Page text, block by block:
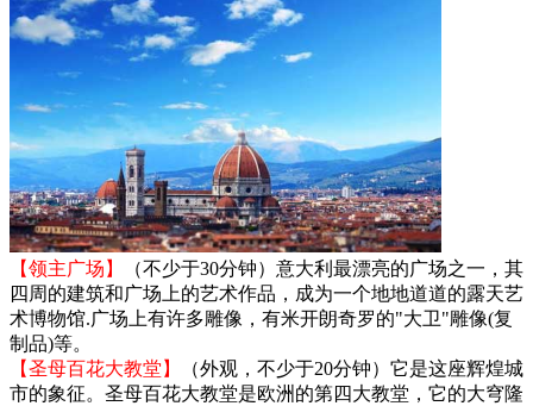
【领主广场】
（不少于30分钟）意大利最漂亮的广场之一，其
四周的建筑和广场上的艺术作品，成为一个地地道道的露天艺
术博物馆.广场上有许多雕像，有米开朗奇罗的"大卫"雕像(复
制品)等。
【圣母百花大教堂】
（外观，不少于20分钟）它是这座辉煌城
市的象征。圣母百花大教堂是欧洲的第四大教堂，它的大穹隆